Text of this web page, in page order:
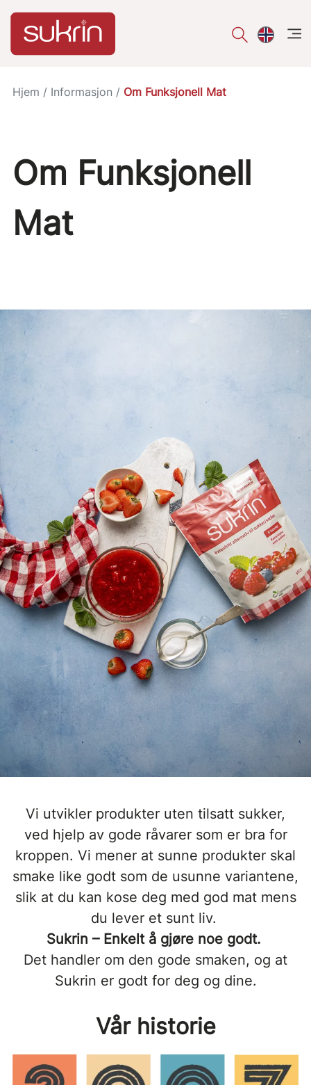
Hjem / Informasjon / Om Funksjonell Mat
Om Funksjonell
Mat
Vi utvikler produkter uten tilsatt sukker,
ved hjelp av gode råvarer som er bra for
kroppen. Vi mener at sunne produkter skal
smake like godt som de usunne variantene,
slik at du kan kose deg med god mat mens
du lever et sunt liv.
Sukrin – Enkelt å gjøre noe godt.
Det handler om den gode smaken, og at
Sukrin er godt for deg og dine.
Vår historie